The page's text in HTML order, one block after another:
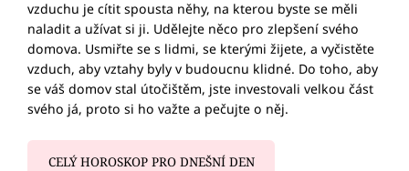
vzduchu je cítit spousta něhy, na kterou byste se měli
naladit a užívat si ji. Udělejte něco pro zlepšení svého
domova. Usmiřte se s lidmi, se kterými žijete, a vyčistěte
vzduch, aby vztahy byly v budoucnu klidné. Do toho, aby
se váš domov stal útočištěm, jste investovali velkou část
svého já, proto si ho važte a pečujte o něj.
CELÝ HOROSKOP PRO DNEŠNÍ DEN